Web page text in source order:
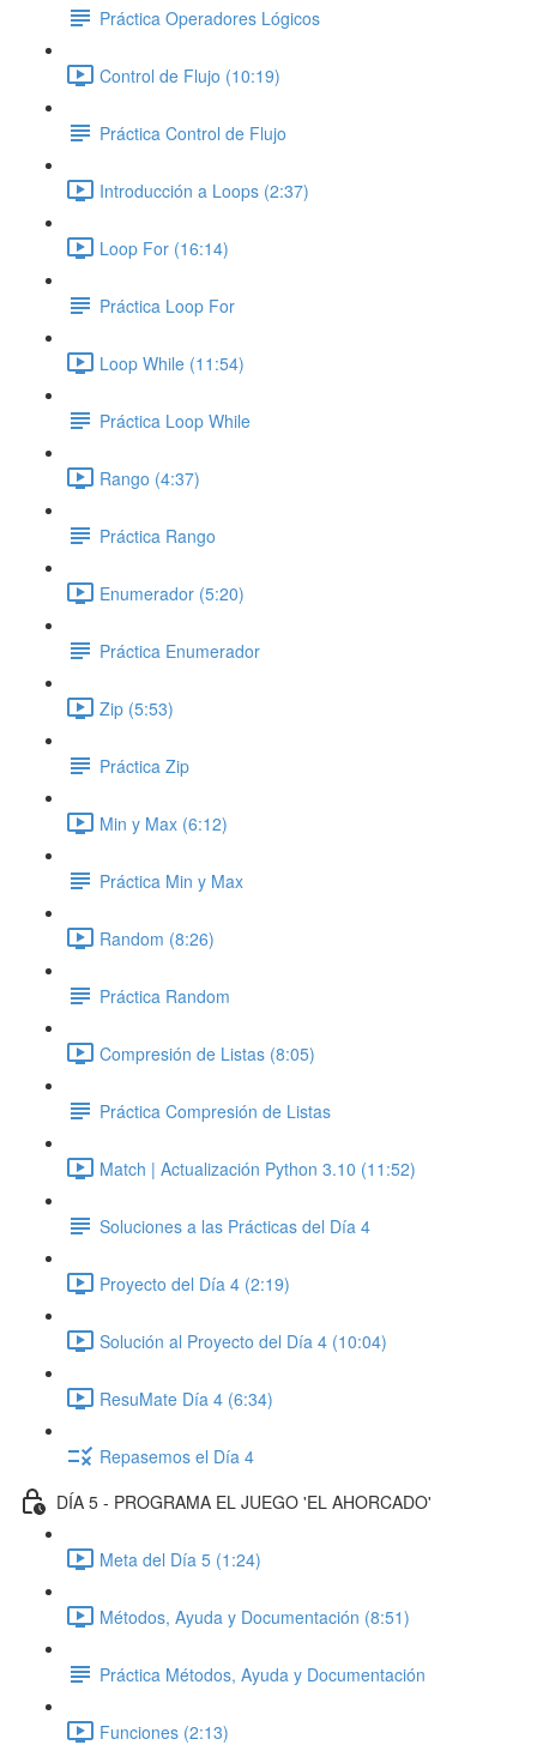
Práctica Operadores Lógicos
Control de Flujo (10:19)
Práctica Control de Flujo
Introducción a Loops (2:37)
Loop For (16:14)
Práctica Loop For
Loop While (11:54)
Práctica Loop While
Rango (4:37)
Práctica Rango
Enumerador (5:20)
Práctica Enumerador
Zip (5:53)
Práctica Zip
Min y Max (6:12)
Práctica Min y Max
Random (8:26)
Práctica Random
Compresión de Listas (8:05)
Práctica Compresión de Listas
Match | Actualización Python 3.10 (11:52)
Soluciones a las Prácticas del Día 4
Proyecto del Día 4 (2:19)
Solución al Proyecto del Día 4 (10:04)
ResuMate Día 4 (6:34)
Repasemos el Día 4
DÍA 5 - PROGRAMA EL JUEGO 'EL AHORCADO'
Meta del Día 5 (1:24)
Métodos, Ayuda y Documentación (8:51)
Práctica Métodos, Ayuda y Documentación
Funciones (2:13)